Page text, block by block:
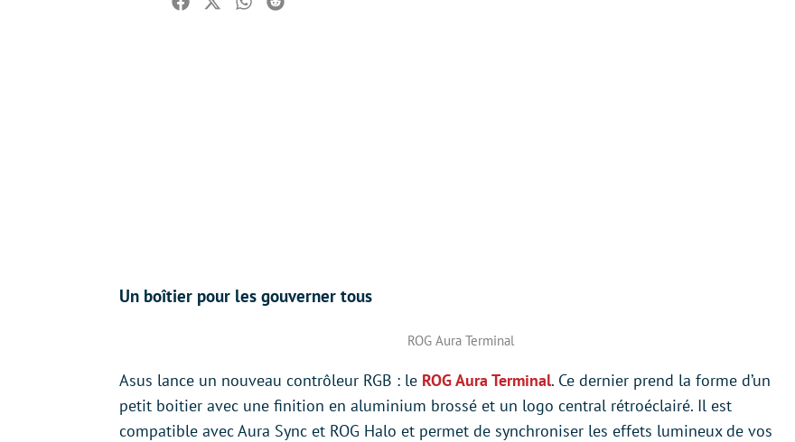
Facebook
TwitterWhatsapp
Reddit
Un boîtier pour les gouverner tous
ROG Aura Terminal
Asus lance un nouveau contrôleur RGB : le ROG Aura Terminal. Ce dernier prend la forme d’un
petit boitier avec une finition en aluminium brossé et un logo central rétroéclairé. Il est
compatible avec Aura Sync et ROG Halo et permet de synchroniser les effets lumineux de vos